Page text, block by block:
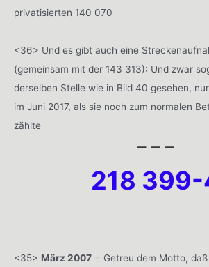
privatisierten 140 070
<36> Und es gibt auch eine
(gemeinsam mit der 143 313): Und zwar
derselben Stelle wie in Bild 40 gesehen,
im Juni 2017, als sie noch zum normalen
zählte
– – –
218
<35> März 2007 = Getreu dem Motto, daß